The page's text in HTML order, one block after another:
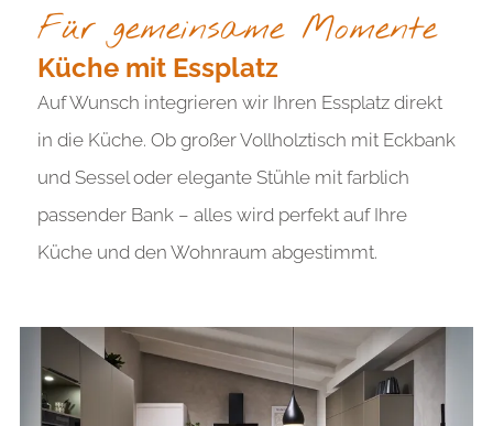
Für gemeinsame Momente
Küche mit Essplatz
Auf Wunsch integrieren wir Ihren Essplatz direkt
in die Küche. Ob großer Vollholztisch mit Eckbank
und Sessel oder elegante Stühle mit farblich
passender Bank – alles wird perfekt auf Ihre
Küche und den Wohnraum abgestimmt.